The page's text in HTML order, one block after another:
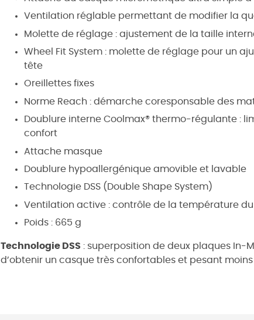
Ventilation réglable permettant de modifier la
Molette de réglage : ajustement de la taille
Wheel Fit System : molette de réglage pour un
tête
Oreillettes fixes
Norme Reach : démarche coresponsable des
Doublure interne Coolmax® thermo-régulante :
confort
Attache masque
Doublure hypoallergénique amovible et lavable
Technologie DSS (Double Shape System)
Ventilation active : contrôle de la température du
Poids : 665 g
Technologie DSS : superposition de deux plaques In-
d’obtenir un casque très confortables et pesant